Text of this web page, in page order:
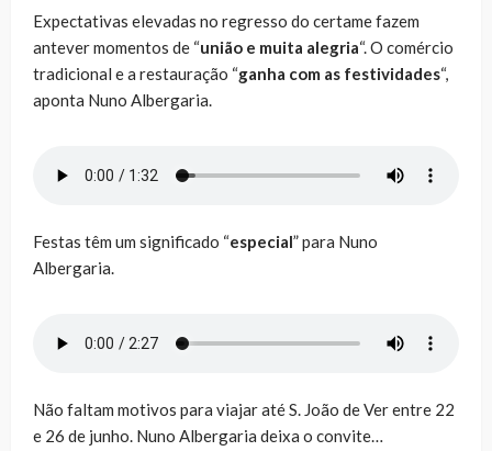
Expectativas elevadas no regresso do certame fazem
antever momentos de “união e muita alegria“. O comércio
tradicional e a restauração “ganha com as festividades“,
aponta Nuno Albergaria.
Festas têm um significado “especial” para Nuno
Albergaria.
Não faltam motivos para viajar até S. João de Ver entre 22
e 26 de junho. Nuno Albergaria deixa o convite…